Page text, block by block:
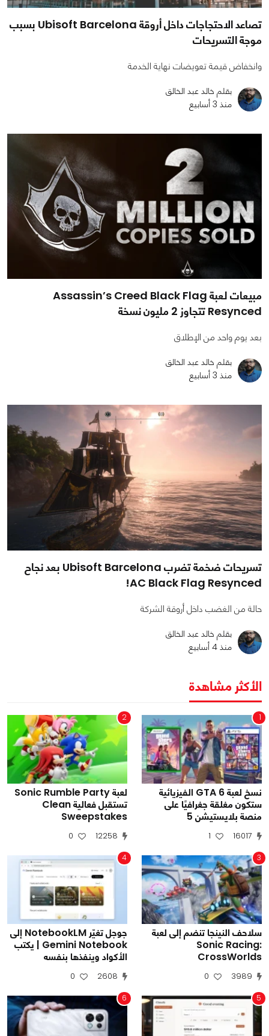
تصاعد الاحتجاجات داخل أروقة Ubisoft Barcelona بسبب
موجة التسريحات
وانخفاض قيمة تعويضات نهاية الخدمة
بقلم خالد عبد الخالق
منذ 3 أسابيع
مبيعات لعبة Assassin’s Creed Black Flag
Resynced تتجاوز 2 مليون نسخة
بعد يوم واحد من الإطلاق
بقلم خالد عبد الخالق
منذ 3 أسابيع
تسريحات ضخمة تضرب Ubisoft Barcelona بعد نجاح
AC Black Flag Resynced!
حالة من الغضب داخل أروقة الشركة
بقلم خالد عبد الخالق
منذ 4 أسابيع
الأكثر مشاهدة
1
نسخ لعبة GTA 6 الفيزيائية
ستكون مغلقة جغرافيًا على
منصة بلايستيشن 5
16017
1
2
لعبة Sonic Rumble Party
تستقبل فعالية Clean
Sweepstakes
12258
0
3
سلاحف النينجا تنضم إلى لعبة
Sonic Racing:
CrossWorlds
3989
0
4
جوجل تغيّر NotebookLM إلى
Gemini Notebook | يكتب
الأكواد وينفذها بنفسه
2608
0
5
6